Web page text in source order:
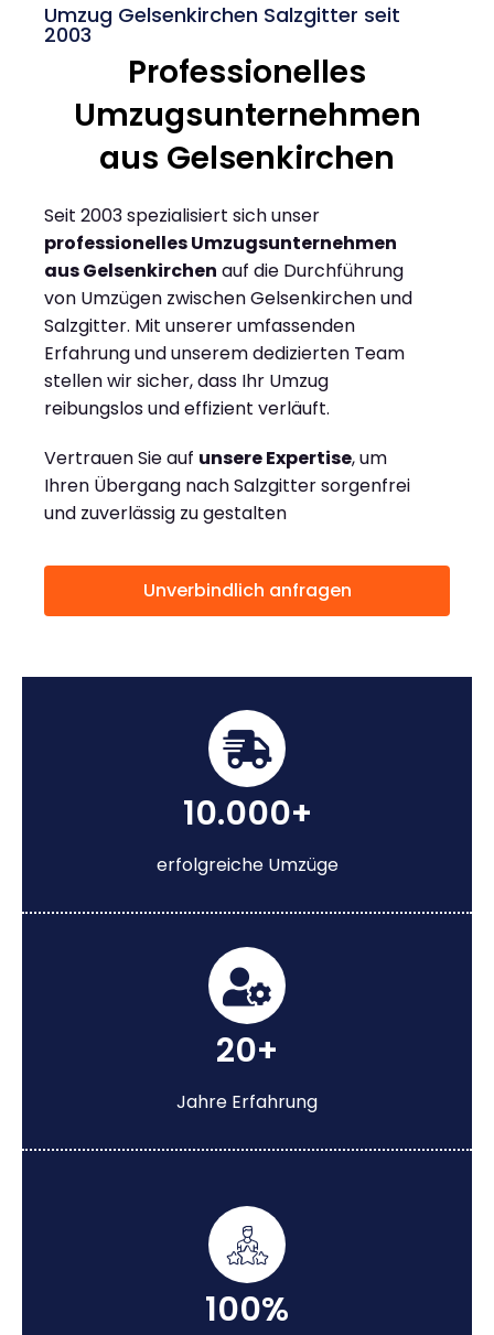
Umzug Gelsenkirchen Salzgitter seit
2003
Professionelles
Umzugsunternehmen
aus Gelsenkirchen
Seit 2003 spezialisiert sich unser
professionelles Umzugsunternehmen
aus Gelsenkirchen auf die Durchführung
von Umzügen zwischen Gelsenkirchen und
Salzgitter. Mit unserer umfassenden
Erfahrung und unserem dedizierten Team
stellen wir sicher, dass Ihr Umzug
reibungslos und effizient verläuft.
Vertrauen Sie auf unsere Expertise, um
Ihren Übergang nach Salzgitter sorgenfrei
und zuverlässig zu gestalten
Unverbindlich anfragen
10.000+
erfolgreiche Umzüge
20+
Jahre Erfahrung
100%